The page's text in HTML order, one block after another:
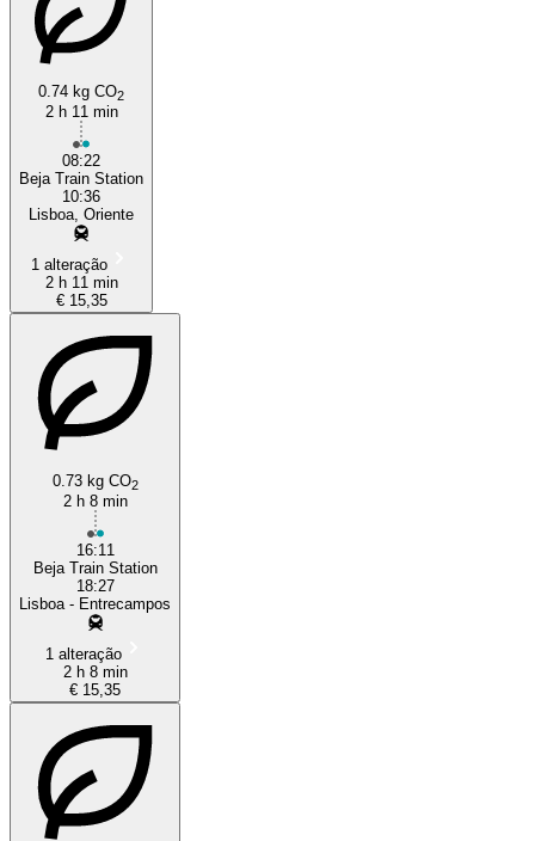
0.74 kg CO2
2 h 11 min
08:22
Beja Train Station
10:36
Lisboa, Oriente
1 alteração
2 h 11 min
€ 15,35
0.73 kg CO2
2 h 8 min
16:11
Beja Train Station
18:27
Lisboa - Entrecampos
1 alteração
2 h 8 min
€ 15,35